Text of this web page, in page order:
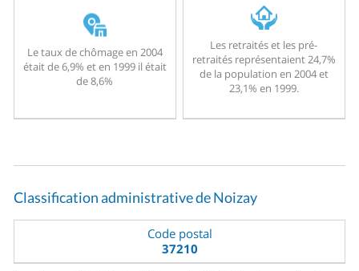
Le taux de chômage en 2004
était de 6,9% et en 1999 il était
de 8,6%
Les retraités et les pré-
retraités représentaient 24,7%
de la population en 2004 et
23,1% en 1999.
Classification administrative de Noizay
Code postal
37210